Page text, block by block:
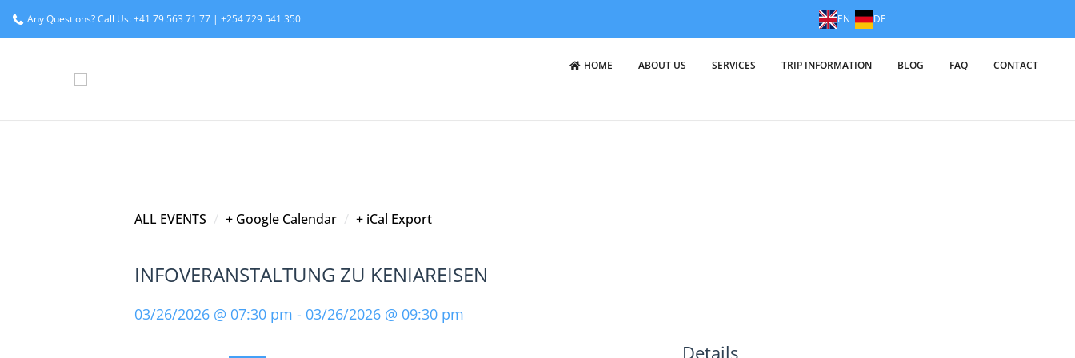
Any Questions? Call Us: +41 79 563 71 77 | +254 729 541 350 EN DE
HOME ABOUT US SERVICES TRIP INFORMATION BLOG FAQ CONTACT
ALL EVENTS / + Google Calendar / + iCal Export
INFOVERANSTALTUNG ZU KENIAREISEN
03/26/2026 @ 07:30 pm - 03/26/2026 @ 09:30 pm
Details